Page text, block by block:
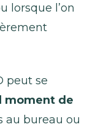
lorsque l’on
peut se
moment de
au bureau ou